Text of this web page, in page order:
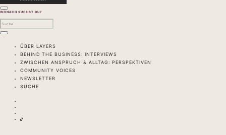
WONACH SUCHST DU?
ÜBER LAYERS
BEHIND THE BUSINESS: INTERVIEWS
ZWISCHEN ANSPRUCH & ALLTAG: PERSPEKTIVEN
COMMUNITY VOICES
NEWSLETTER
SUCHE